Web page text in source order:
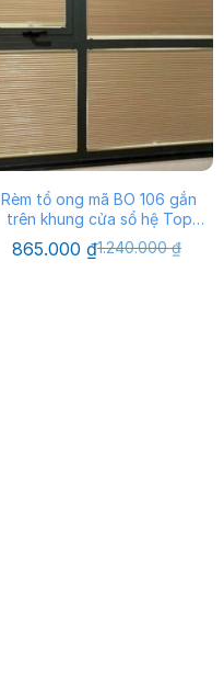
Rèm tổ ong mã BO 106 gắn
trên khung cửa sổ hệ Top
Down 25
1.240.000₫
Giá
865.000 ₫Giá